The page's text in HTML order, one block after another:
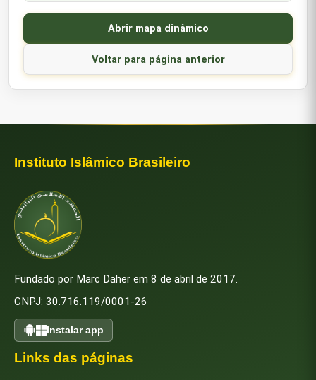
Abrir mapa dinâmico
Voltar para página anterior
Instituto Islâmico Brasileiro
Fundado por Marc Daher em 8 de abril de 2017.
CNPJ: 30.716.119/0001-26
Instalar app
Links das páginas